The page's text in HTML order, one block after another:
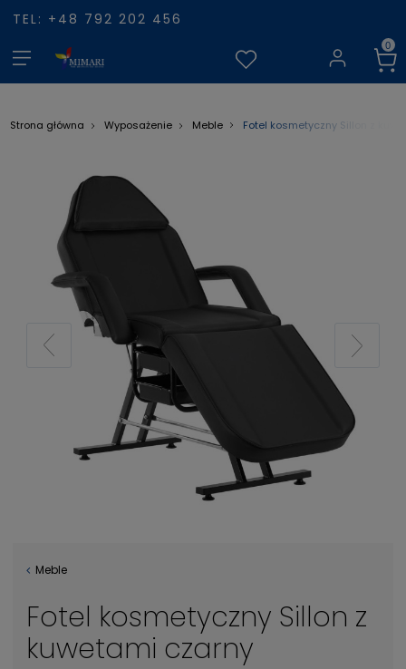
TEL: +48 792 202 456
Strona główna Wyposażenie Meble Fotel kosmetyczny Sillon z
Meble
Fotel kosmetyczny Sillon z
kuwetami czarny